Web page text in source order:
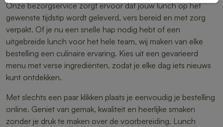
Onze bezorgservice zorgt ervoor dat jouw lunch op het
gewenste tijdstip wordt geleverd, vers bereid en met zorg
verpakt. Of je nu een snelle hap nodig hebt of een
uitgebreide lunch voor het hele team, wij maken van elke
bestelling een culinaire ervaring. Kies uit een gevarieerd
menu met verse ingrediënten, zodat je elke dag iets nieuws
kunt ontdekken.
Met slechts een paar klikken plaats je eenvoudig je bestelling
online. Geniet van gemak, kwaliteit en heerlijke smaken
zonder je druk te maken over de voorbereiding. Lunch